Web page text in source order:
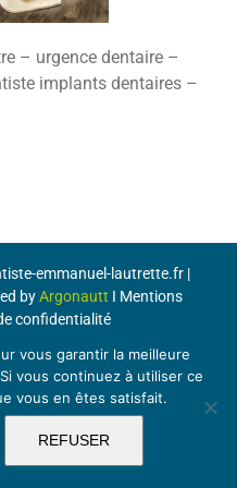
– urgence dentaire –
implants dentaires –
emmanuel-lautrette.fr |
byArgonautt I Mentions
confidentialité
vous garantir la meilleure
vous continuez à utiliser ce
vous en êtes satisfait.
REFUSER